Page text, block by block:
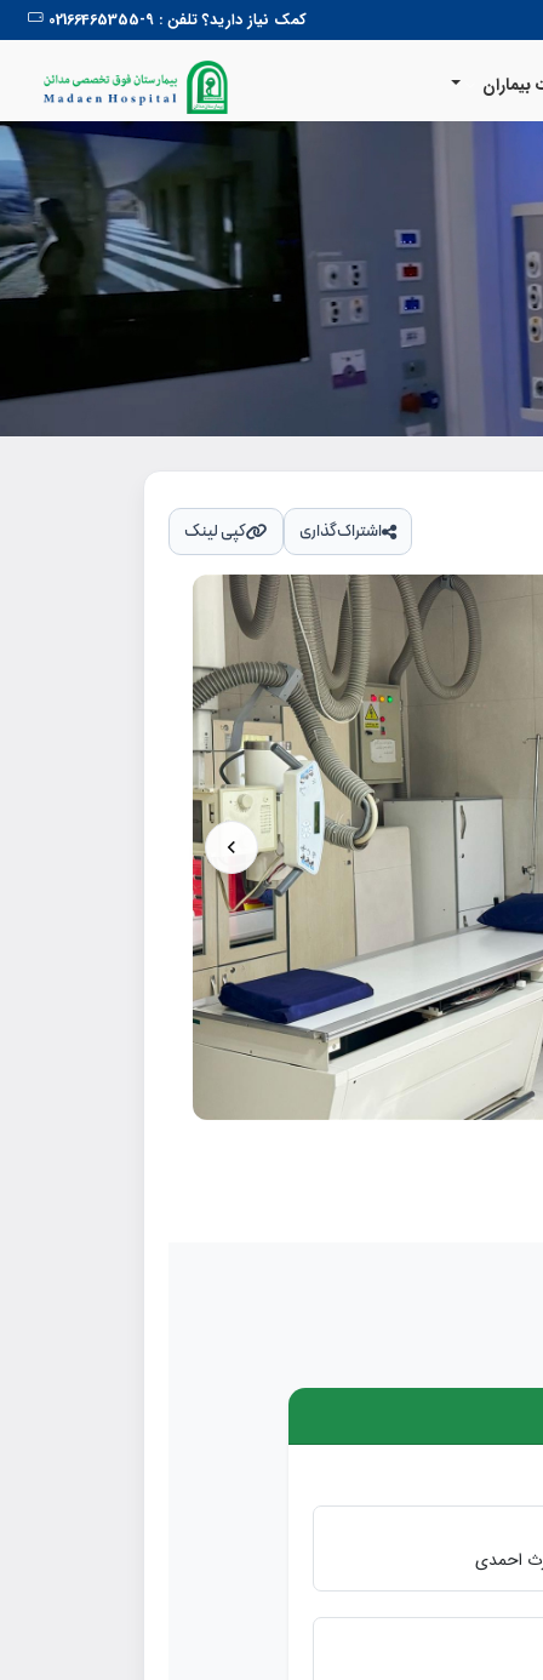
کمک نیاز دارید؟ تلفن : 9-02166465355
اشتراک‌گذاری کپی لینک
احمدی